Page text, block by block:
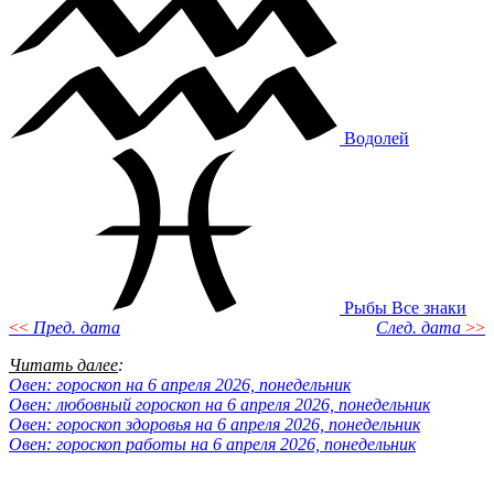
Водолей
Рыбы Все знаки
<< Пред. дата След. дата >>
Читать далее:
Овен: гороскоп на 6 апреля 2026, понедельник
Овен: любовный гороскоп на 6 апреля 2026, понедельник
Овен: гороскоп здоровья на 6 апреля 2026, понедельник
Овен: гороскоп работы на 6 апреля 2026, понедельник